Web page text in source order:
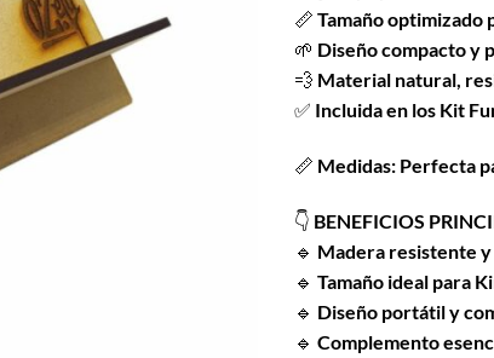
$2.490.
📏 Tamaño optimizado
🌱 Diseño compacto y
💨 Material natural,
✅ Incluida en los Kit
📏 Medidas: Perfecta
👇 BENEFICIOS
🔹 Madera resistente
🔹 Tamaño ideal para
🔹 Diseño portátil y
🔹 Complemento